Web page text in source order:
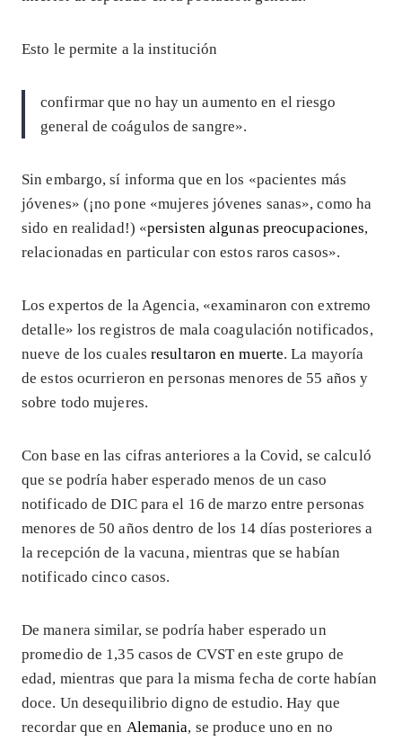
Esto le permite a la institución
confirmar que no hay un aumento en el riesgo
general de coágulos de sangre».
Sin embargo, sí informa que en los «pacientes más
jóvenes» (¡no pone «mujeres jóvenes sanas», como ha
sido en realidad!) «persisten algunas preocupaciones,
relacionadas en particular con estos raros casos».
Los expertos de la Agencia, «examinaron con extremo
detalle» los registros de mala coagulación notificados,
nueve de los cualesresultaron en muerte. La mayoría
de estos ocurrieron en personas menores de 55 años y
sobre todo mujeres.
Con base en las cifras anteriores a la Covid, se calculó
que se podría haber esperado menos de un caso
notificado de DIC para el 16 de marzo entre personas
menores de 50 años dentro de los 14 días posteriores a
la recepción de la vacuna, mientras que se habían
notificado cinco casos.
De manera similar, se podría haber esperado un
promedio de 1,35 casos de CVST en este grupo de
edad, mientras que para la misma fecha de corte habían
doce. Un desequilibrio digno de estudio. Hay que
recordar que en Alemania, se produce uno en no